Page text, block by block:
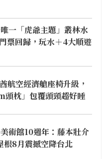
一「虎爺主題」叢林水
票回歸，玩水＋4大順遊
航空經濟艙座椅升級，
枕」包覆頭頸超好睡
術館10週年：藤本壯介
根8月震撼空降台北